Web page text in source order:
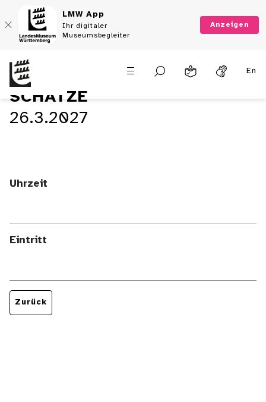
LMW App
Ihr digitaler
Museumsbegleiter
Anzeigen
En
SCHÄTZE
26.3.2027
Uhrzeit
Eintritt
Zurück